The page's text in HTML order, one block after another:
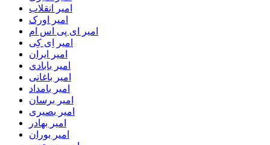
امیر انقلاب
امیر اورک
امیر ای پی اس ام
امیر اِی کِی
امیر ایران
امیر بابادی
امیر باغانی
امیر بامداد
امیر برسان
امیر بصیری
امیر بهادر
امیر بوران